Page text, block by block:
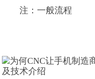
注：一般流程